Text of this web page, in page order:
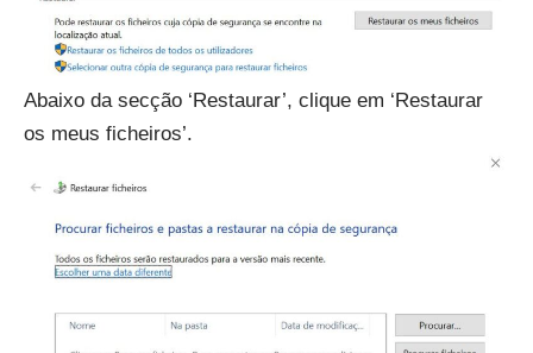
Abaixo da secção ‘Restaurar’, clique em ‘Restaurar
os meus ficheiros’.